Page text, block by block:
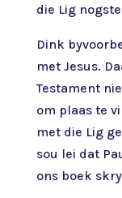
die Lig
Dink
met Jesus.
Testament
om plaas te
met die Lig
sou lei dat
ons boek